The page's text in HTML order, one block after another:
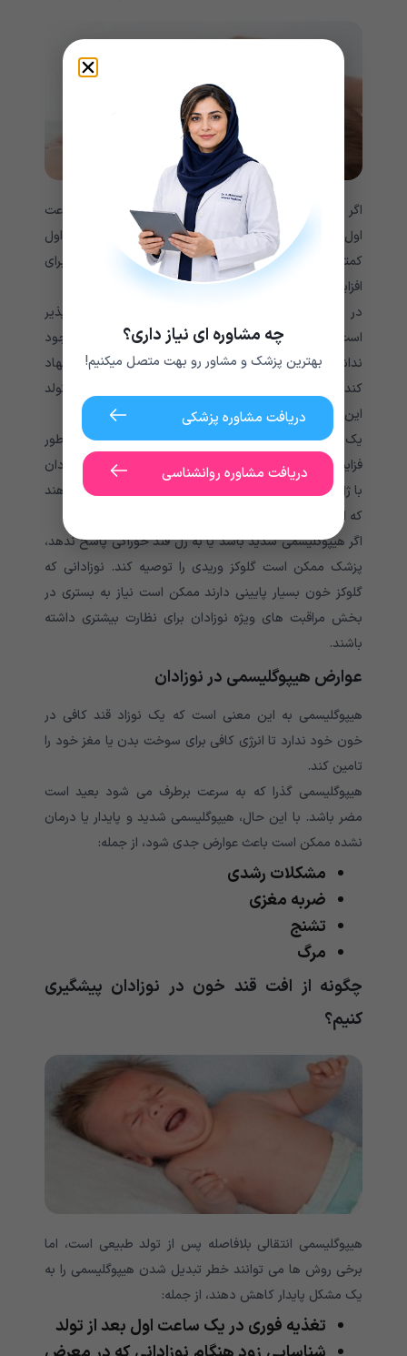
اگر گلوکز خون نوزاد 40 میلی گرم در دسی لیتر در 4 ساعت
اول زندگی یا 45 میلی گرم در دسی لیتر در 4 تا 24 ساعت اول
کمتر شود، پزشک ممکن است تعداد دفعات تغذیه را برای
افزایش گلوکز خون توصیه کند.
در بسیاری از موارد، انجام این کار با شیر مادر امکان پذیر
است. با این حال، اگر امکان تغذیه بیشتر با شیر مادر وجود
نداشته باشد، پزشک ممکن است مکمل شیر خشک را پیشنهاد
کند. یکی از چالش های ارائه شیر خشک بلافاصله پس از تولد
این است که ممکن است شیردهی را تحت تاثیر قرار دهد.
یک بررسی در سال 2021 نشان می دهد که پزشکان به طور
فزاینده‌ای توصیه می‌کنند بهبود سطح گلوکز خون در نوزادان
با ژل قند خوراکی شروع شود، زیرا برخی شواهد نشان می‌دهند
که این امر بر شیردهی تأثیر نمی‌گذارد.
اگر هیپوگلیسمی شدید باشد یا به ژل قند خوراکی پاسخ ندهد،
پزشک ممکن است گلوکز وریدی را توصیه کند. نوزادانی که
گلوکز خون بسیار پایینی دارند ممکن است نیاز به بستری در
بخش مراقبت های ویژه نوزادان برای نظارت بیشتری داشته
باشند.
عوارض هیپوگلیسمی در نوزادان
هیپوگلیسمی به این معنی است که یک نوزاد قند کافی در
خون خود ندارد تا انرژی کافی برای سوخت بدن یا مغز خود را
تامین کند.
هیپوگلیسمی گذرا که به سرعت برطرف می شود بعید است
مضر باشد. با این حال، هیپوگلیسمی شدید و پایدار یا درمان
نشده ممکن است باعث عوارض جدی شود، از جمله:
مشکلات رشدی
ضربه مغزی
تشنج
مرگ
چگونه از افت قند خون در نوزادان پیشگیری
کنیم؟
هیپوگلیسمی انتقالی بلافاصله پس از تولد طبیعی است، اما
برخی روش ها می توانند خطر تبدیل شدن هیپوگلیسمی را به
یک مشکل پایدار کاهش دهند، از جمله:
تغذیه فوری در یک ساعت اول بعد از تولد
چه مشاوره ای نیاز داری؟
بهترین پزشک و مشاور رو بهت متصل میکنیم!
دریافت مشاوره پزشکی
دریافت مشاوره روانشناسی